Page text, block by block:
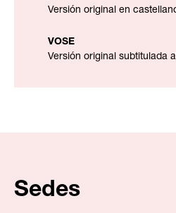
Versión original en
VOSE
Versión original subtitulada
Sedes